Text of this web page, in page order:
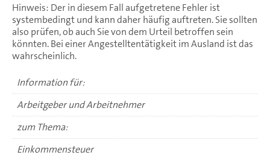
Hinweis: Der in diesem Fall aufgetretene Fehler ist
systembedingt und kann daher häufig auftreten. Sie sollten
also prüfen, ob auch Sie von dem Urteil betroffen sein
könnten. Bei einer Angestelltentätigkeit im Ausland ist das
wahrscheinlich.
Information für:
Arbeitgeber und Arbeitnehmer
zum Thema:
Einkommensteuer